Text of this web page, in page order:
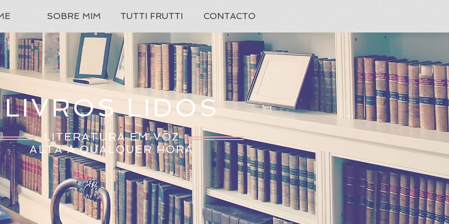
SOBRE MIM TUTTI FRUTTI CONTACTO
LIVROS LIDOS
LITERATURA EM VOZ
ALTA A QUALQUER HORA